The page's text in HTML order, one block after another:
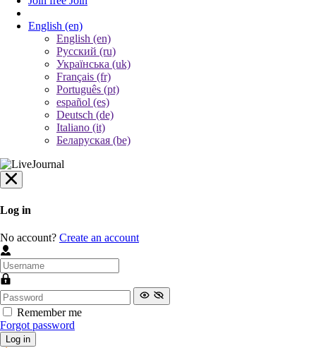
English (en)
English (en)
Русский (ru)
Українська (uk)
Français (fr)
Português (pt)
español (es)
Deutsch (de)
Italiano (it)
Беларуская (be)
Log in
No account? Create an account
Remember me
Forgot password
Log in